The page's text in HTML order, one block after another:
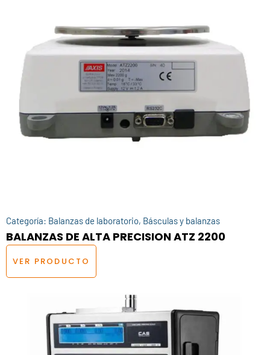
Categoría: Balanzas de laboratorio, Básculas y balanzas
BALANZAS DE ALTA PRECISION ATZ 2200
VER PRODUCTO